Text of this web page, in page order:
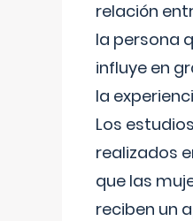
relación
la persona
influye en
la
Los
realizados
que las
reciben un